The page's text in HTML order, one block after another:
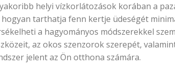
helyi vízkorlátozások korában a
tarthatja fenn kertje üdeségét
a hagyományos módszerekkel
az okos szenzorok szerepét,
jelent az Ön otthona számára.